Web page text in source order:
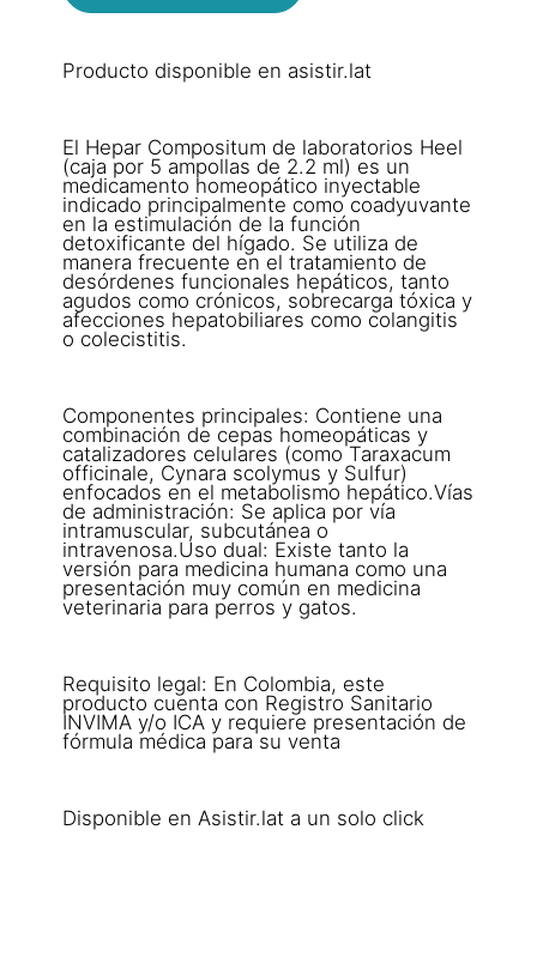
Producto disponible en asistir.lat
El Hepar Compositum de laboratorios Heel
(caja por 5 ampollas de 2.2 ml) es un
medicamento homeopático inyectable
indicado principalmente como coadyuvante
en la estimulación de la función
detoxificante del hígado. Se utiliza de
manera frecuente en el tratamiento de
desórdenes funcionales hepáticos, tanto
agudos como crónicos, sobrecarga tóxica y
afecciones hepatobiliares como colangitis
o colecistitis.
Componentes principales: Contiene una
combinación de cepas homeopáticas y
catalizadores celulares (como Taraxacum
officinale, Cynara scolymus y Sulfur)
enfocados en el metabolismo hepático.Vías
de administración: Se aplica por vía
intramuscular, subcutánea o
intravenosa.Uso dual: Existe tanto la
versión para medicina humana como una
presentación muy común en medicina
veterinaria para perros y gatos.
Requisito legal: En Colombia, este
producto cuenta con Registro Sanitario
INVIMA y/o ICA y requiere presentación de
fórmula médica para su venta
Disponible en Asistir.lat a un solo click